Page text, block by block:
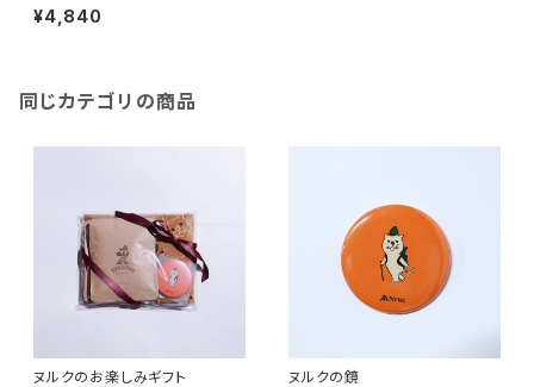
¥4,840
同じカテゴリの商品
ヌルクのお楽しみギフト ヌルクの鏡